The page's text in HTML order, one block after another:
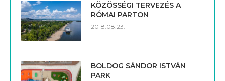
KÖZÖSSÉGI TERVEZÉS A
RÓMAI PARTON
2018.08.23.
BOLDOG SÁNDOR ISTVÁN
PARK